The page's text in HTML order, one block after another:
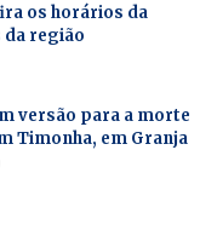
os horários da
da região
versão para a morte
Timonha, em Granja